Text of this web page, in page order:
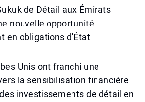
de Détail aux Émirats
nouvelle opportunité
en obligations d'État
Unis ont franchi une
la sensibilisation financière
investissements de détail en